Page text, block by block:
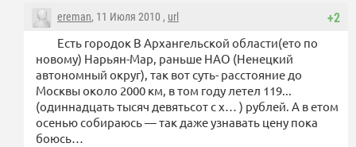
+2
ereman, 11 Июля 2010 , url
Есть городок В Архангельской области(ето по
новому) Нарьян-Мар, раньше НАО (Ненецкий
автономный округ), так вот суть- расстояние до
Москвы около 2000 км, в том году летел 119...
(одиннадцать тысяч девятьсот с х… ) рублей. А в етом
осенью собираюсь — так даже узнавать цену пока
боюсь…